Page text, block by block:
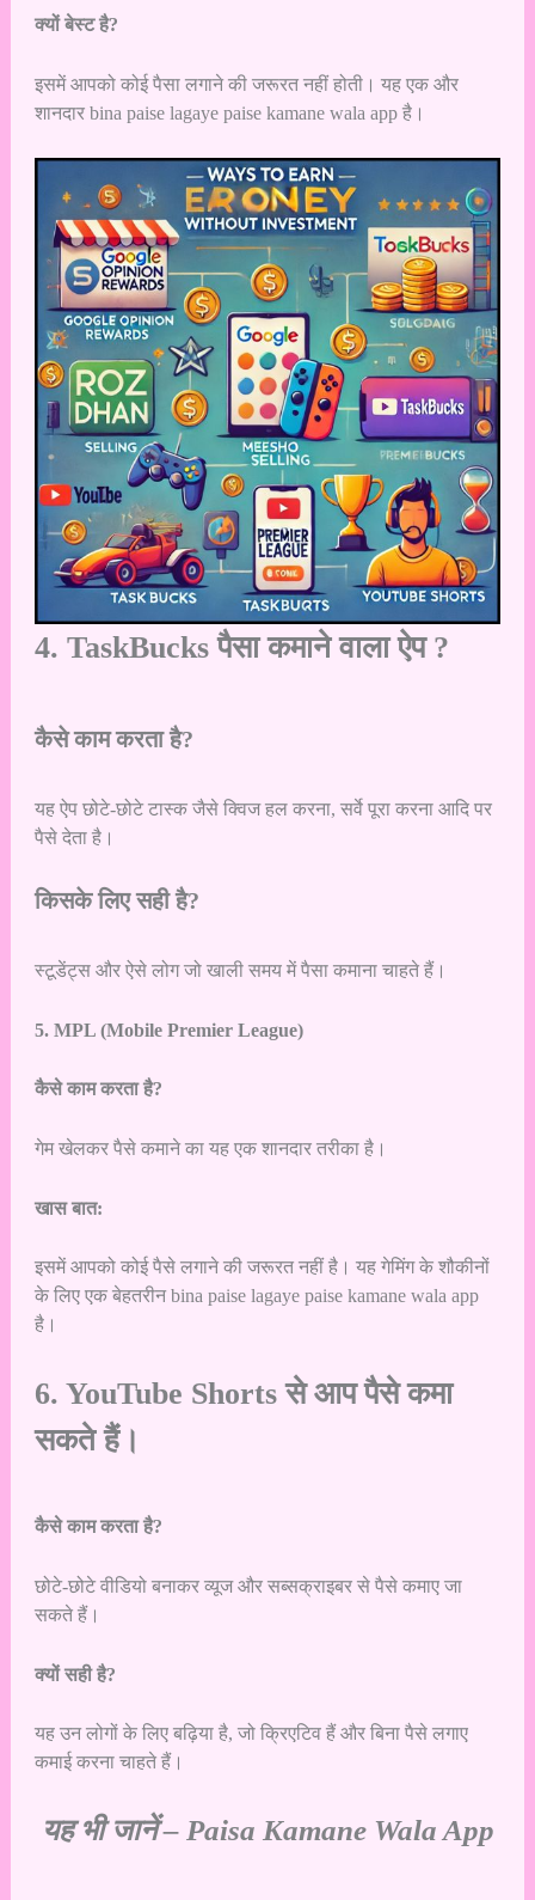
क्यों बेस्ट है?
इसमें आपको कोई पैसा लगाने की जरूरत नहीं होती। यह एक और
शानदार bina paise lagaye paise kamane wala app है।
4. TaskBucks पैसा कमाने वाला ऐप ?
कैसे काम करता है?
यह ऐप छोटे-छोटे टास्क जैसे क्विज हल करना, सर्वे पूरा करना आदि पर
पैसे देता है।
किसके लिए सही है?
स्टूडेंट्स और ऐसे लोग जो खाली समय में पैसा कमाना चाहते हैं।
5. MPL (Mobile Premier League)
कैसे काम करता है?
गेम खेलकर पैसे कमाने का यह एक शानदार तरीका है।
खास बात:
इसमें आपको कोई पैसे लगाने की जरूरत नहीं है। यह गेमिंग के शौकीनों
के लिए एक बेहतरीन bina paise lagaye paise kamane wala app
है।
6. YouTube Shorts से आप पैसे कमा
सकते हैं।
कैसे काम करता है?
छोटे-छोटे वीडियो बनाकर व्यूज और सब्सक्राइबर से पैसे कमाए जा
सकते हैं।
क्यों सही है?
यह उन लोगों के लिए बढ़िया है, जो क्रिएटिव हैं और बिना पैसे लगाए
कमाई करना चाहते हैं।
यह भी जानें – Paisa Kamane Wala App